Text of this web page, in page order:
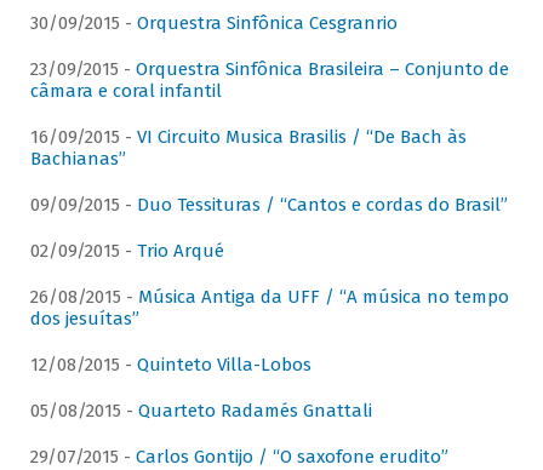
30/09/2015 - Orquestra Sinfônica Cesgranrio
23/09/2015 - Orquestra Sinfônica Brasileira – Conjunto de
câmara e coral infantil
16/09/2015 - VI Circuito Musica Brasilis / “De Bach às
Bachianas”
09/09/2015 - Duo Tessituras / “Cantos e cordas do Brasil”
02/09/2015 - Trio Arqué
26/08/2015 - Música Antiga da UFF / “A música no tempo
dos jesuítas”
12/08/2015 - Quinteto Villa-Lobos
05/08/2015 - Quarteto Radamés Gnattali
29/07/2015 - Carlos Gontijo / “O saxofone erudito”